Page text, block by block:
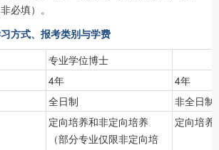
必填）。
方式、报考类别与学费
专业学位博士
4年
4年
全日制
非全日制
定向培养和非定向培养
（部分专业仅限非定向培
定向培养